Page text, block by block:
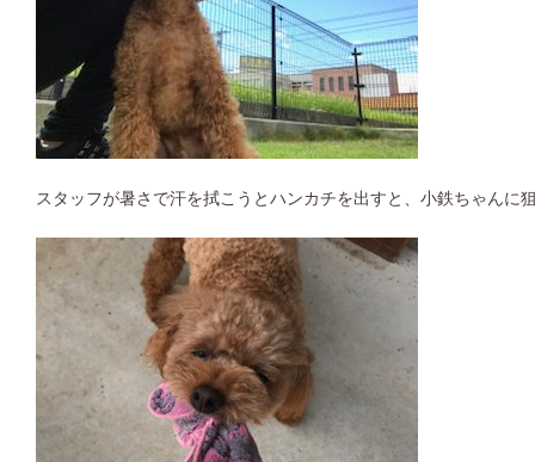
スタッフが暑さで汗を拭こうとハンカチを出すと、小鉄ちゃんに